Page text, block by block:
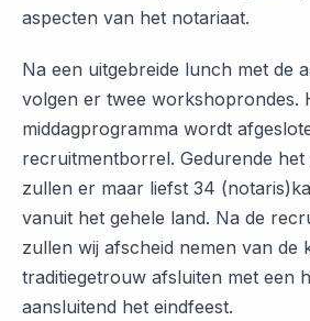
aspecten van het notariaat.
Na een uitgebreide lunch met de
volgen er twee workshoprondes.
middagprogramma wordt
recruitmentborrel. Gedurende het
zullen er maar liefst 34
vanuit het gehele land. Na de
zullen wij afscheid nemen van de
traditiegetrouw afsluiten met een
aansluitend het eindfeest.